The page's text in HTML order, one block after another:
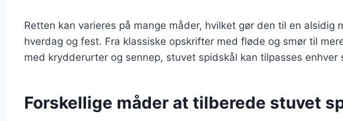
Retten kan varieres på mange måder, hvilket gør den til en alsidig
hverdag og fest. Fra klassiske opskrifter med fløde og smør til
med krydderurter og sennep, stuvet spidskål kan tilpasses enhver
Forskellige måder at tilberede stuvet